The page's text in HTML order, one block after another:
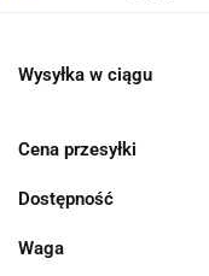
Wysyłka w ciągu
Cena przesyłki
Dostępność
Waga